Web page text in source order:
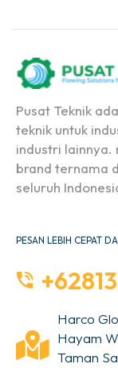
Pusat Teknik
teknik untuk
industri
brand ternama
seluruh
PESAN LEBIH CEPAT
Harco
Hayam
Taman